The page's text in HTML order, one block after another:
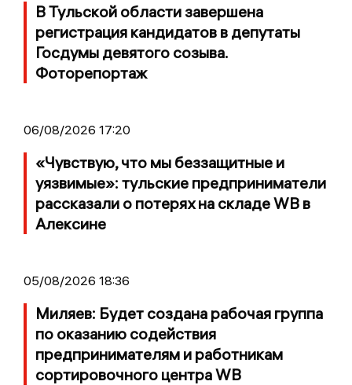
В Тульской области завершена
регистрация кандидатов в депутаты
Госдумы девятого созыва.
Фоторепортаж
06/08/2026 17:20
«Чувствую, что мы беззащитные и
уязвимые»: тульские предприниматели
рассказали о потерях на складе WB в
Алексине
05/08/2026 18:36
Миляев: Будет создана рабочая группа
по оказанию содействия
предпринимателям и работникам
сортировочного центра WB